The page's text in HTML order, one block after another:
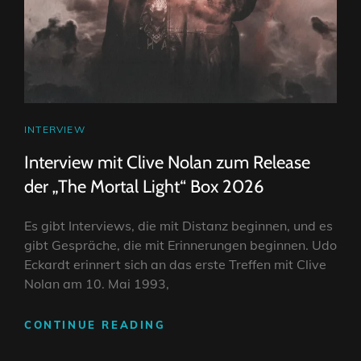
CAT
INTERVIEW
Interview mit Clive Nolan zum Release
der „The Mortal Light“ Box 2026
Es gibt Interviews, die mit Distanz beginnen, und es
gibt Gespräche, die mit Erinnerungen beginnen. Udo
Eckardt erinnert sich an das erste Treffen mit Clive
Nolan am 10. Mai 1993,
CONTINUE READING